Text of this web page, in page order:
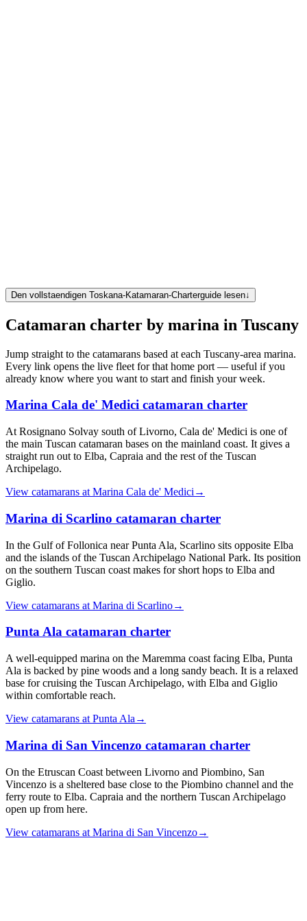
Den vollstaendigen Toskana-Katamaran-Charterguide lesen↓
Catamaran charter by marina in Tuscany
Jump straight to the catamarans based at each Tuscany-area marina.
Every link opens the live fleet for that home port — useful if you
already know where you want to start and finish your week.
Marina Cala de' Medici catamaran charter
At Rosignano Solvay south of Livorno, Cala de' Medici is one of
the main Tuscan catamaran bases on the mainland coast. It gives a
straight run out to Elba, Capraia and the rest of the Tuscan
Archipelago.
View catamarans at Marina Cala de' Medici →
Marina di Scarlino catamaran charter
In the Gulf of Follonica near Punta Ala, Scarlino sits opposite Elba
and the islands of the Tuscan Archipelago National Park. Its position
on the southern Tuscan coast makes for short hops to Elba and
Giglio.
View catamarans at Marina di Scarlino→
Punta Ala catamaran charter
A well-equipped marina on the Maremma coast facing Elba, Punta
Ala is backed by pine woods and a long sandy beach. It is a relaxed
base for cruising the Tuscan Archipelago, with Elba and Giglio
within comfortable reach.
View catamarans at Punta Ala →
Marina di San Vincenzo catamaran charter
On the Etruscan Coast between Livorno and Piombino, San
Vincenzo is a sheltered base close to the Piombino channel and the
ferry route to Elba. Capraia and the northern Tuscan Archipelago
open up from here.
View catamarans at Marina di San Vincenzo→